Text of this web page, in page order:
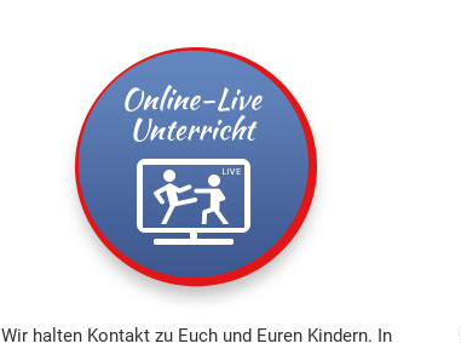
Wir halten Kontakt zu Euch und Euren Kindern. In